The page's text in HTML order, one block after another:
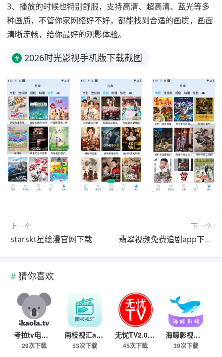
3、播放的时候也特别舒服，支持高清、超高清、蓝光等多
种画质，不管你家网络好不好，都能找到合适的画质，画面
清晰流畅，给你最好的观影体验。
# 2026时光影视手机版下载截图
上一个
starskt星绘漫官网下载
下一个
翡翠视频免费追剧app下载升级版
猜你喜欢
考拉tv电视版下载2026最新版
29次下载
南枝视汇app下载安卓最新版
53次下载
无忧TV2.0下载安装最新版本
45次下载
海鲸影视免费追剧电视剧大全下载
39次下载